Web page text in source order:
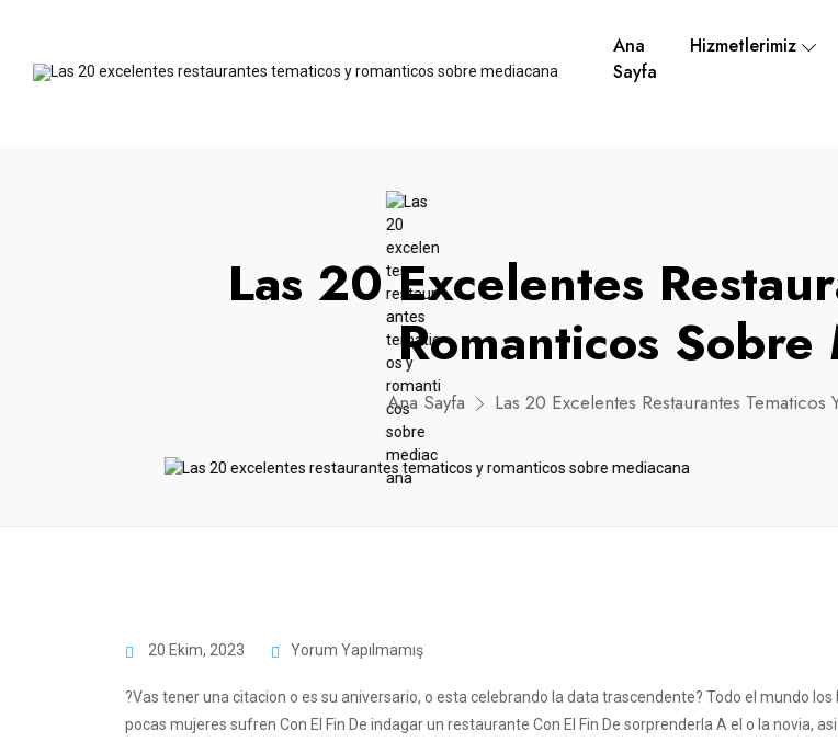
Ana
Sayfa
Hizmetlerimiz
Las 20 Excelentes
Romanticos Sobre
Ana Sayfa Las 20 Excelentes Restaurantes
20 Ekim, 2023 Yorum Yapılmamış
?Vas tener una citacion o es su aniversario, o esta celebrando la data trascendente? Todo el mundo los
pocas mujeres sufren Con El Fin De indagar un restaurante Con El Fin De sorprenderla A el o la novia,